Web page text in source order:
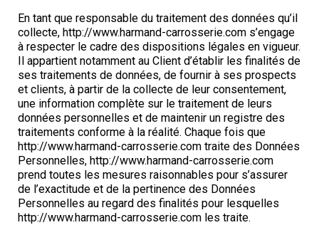
En tant que responsable du traitement des données qu’il
collecte, http://www.harmand-carrosserie.com s’engage
à respecter le cadre des dispositions légales en vigueur.
Il appartient notamment au Client d’établir les finalités de
ses traitements de données, de fournir à ses prospects
et clients, à partir de la collecte de leur consentement,
une information complète sur le traitement de leurs
données personnelles et de maintenir un registre des
traitements conforme à la réalité. Chaque fois que
http://www.harmand-carrosserie.com traite des Données
Personnelles, http://www.harmand-carrosserie.com
prend toutes les mesures raisonnables pour s’assurer
de l’exactitude et de la pertinence des Données
Personnelles au regard des finalités pour lesquelles
http://www.harmand-carrosserie.com les traite.